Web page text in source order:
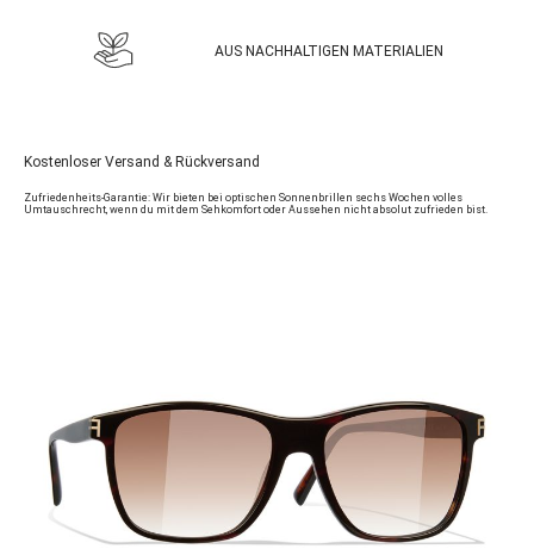
AUS NACHHALTIGEN MATERIALIEN
Kostenloser Versand & Rückversand
Zufriedenheits-Garantie: Wir bieten bei optischen Sonnenbrillen sechs Wochen volles
Umtauschrecht, wenn du mit dem Sehkomfort oder Aussehen nicht absolut zufrieden bist.